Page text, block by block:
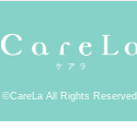
©CareLa All Rights Reserved.